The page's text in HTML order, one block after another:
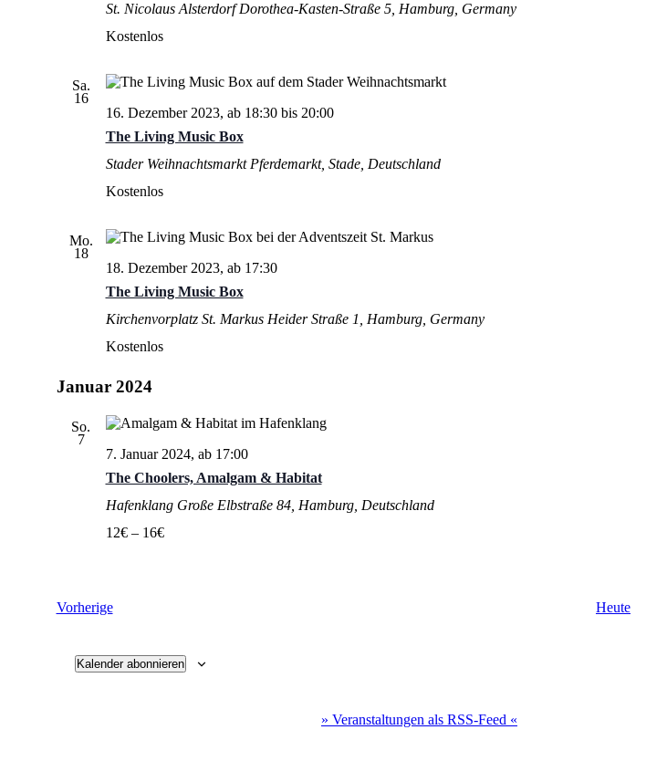
St. Nicolaus AlsterdorfDorothea-Kasten-Straße 5, Hamburg, Germany
Kostenlos
Sa.
16
The Living Music Box
16. Dezember 2023, ab 18:30bis 20:00
Stader Weihnachtsmarkt Pferdemarkt, Stade, Deutschland
Kostenlos
Mo.
18
The Living Music Box
18. Dezember 2023, ab 17:30
Kirchenvorplatz St. Markus Heider Straße 1, Hamburg, Germany
Kostenlos
Januar 2024
So.
7
The Choolers, Amalgam & Habitat
7. Januar 2024, ab 17:00
Hafenklang Große Elbstraße 84, Hamburg, Deutschland
12€ – 16€
VorherigeVeranstaltungen Heute
Kalender abonnieren
» Veranstaltungen als RSS-Feed «